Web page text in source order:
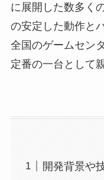
に展開した数多く
の安定した動作と
全国のゲームセン
定番の一台として
開発背景や